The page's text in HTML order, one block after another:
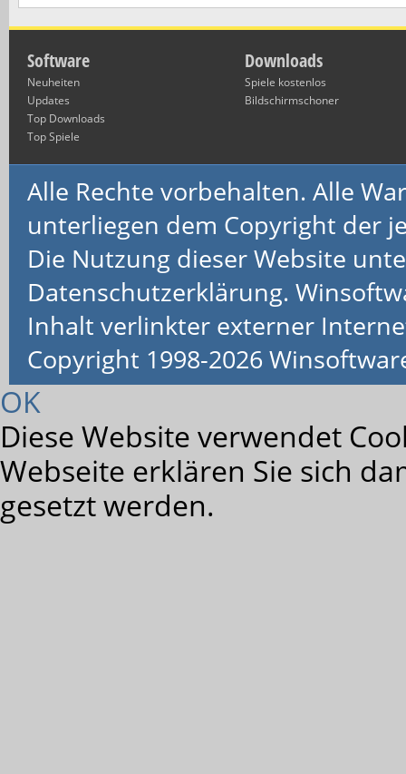
Software
Neuheiten
Updates
Top Downloads
Top Spiele
Downloads
Spiele kostenlos
Bildschirmschoner
Alle Rechte vorbehalten. Alle
unterliegen dem Copyright der
Die Nutzung dieser Website
Datenschutzerklärung.
Inhalt verlinkter externer
Copyright 1998-2026
OK
Diese Website verwendet
Webseite erklären Sie sich
gesetzt werden.